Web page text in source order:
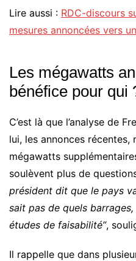
Lire aussi : RDC-discours
mesures annoncées vers
Les mégawatts
bénéfice pour qui
C’est là que l’analyse de
lui, les annonces récentes,
mégawatts
soulèvent plus de
président dit que le pays
sait pas de quels
études de faisabilité”,
Il rappelle que dans